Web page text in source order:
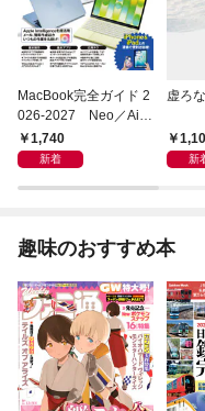
MacBook完全ガイド 2
026-2027 Neo／Air
／Pro対応
1,740
新着
虚ろ
新
趣味のおすすめ本